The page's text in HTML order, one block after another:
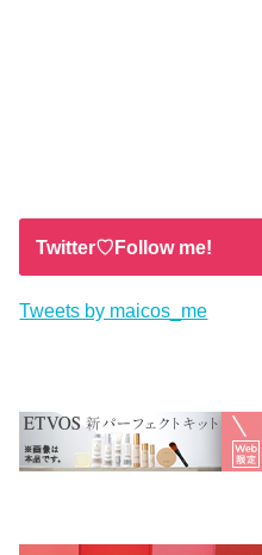
Twitter♡Follow me!
Tweets by maicos_me